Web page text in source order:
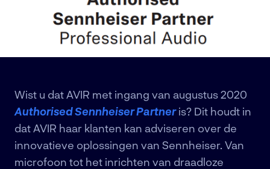
Nieuws en Blogs
Werken bij
Vacatures
085 246 5650
info@avir.nl
KvK: 86863398
Wist u dat AVIR met ingang van augustus 2020
Authorised Sennheiser Partneris? Dit houdt in
dat AVIR haar klanten kan adviseren over de
innovatieve oplossingen van Sennheiser. Van
microfoon tot het inrichten van draadloze